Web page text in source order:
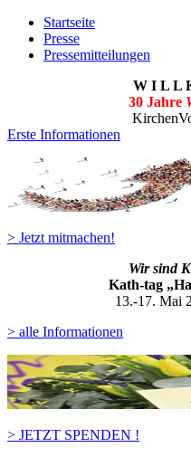
Startseite
Presse
Pressemitteilungen
W I L L
30 Jahre
Erste Informationen
> Jetzt mitmachen!
Wir sind
Kath-tag
13.-17. Mai
> alle Informationen
> JETZT SPENDEN !